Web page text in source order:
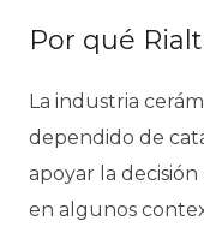
Por qué
La industria
dependido de
apoyar la
en algunos